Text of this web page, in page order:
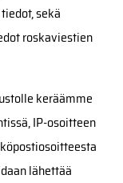
sekä
roskaviestien
keräämme
IP-osoitteen
lähettää